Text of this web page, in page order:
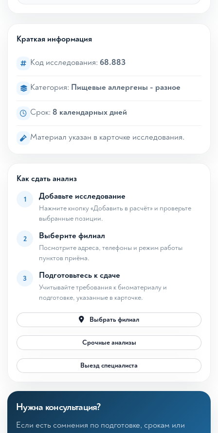
Краткая информация
Код исследования: 68.883
Категория: Пищевые аллергены - разное
Срок: 8 календарных дней
Материал указан в карточке исследования.
Как сдать анализ
1 Добавьте исследование
Нажмите кнопку «Добавить в расчёт» и проверьте
выбранные позиции.
2 Выберите филиал
Посмотрите адреса, телефоны и режим работы
пунктов приёма.
3 Подготовьтесь к сдаче
Учитывайте требования к биоматериалу и
подготовке, указанные в карточке.
Выбрать филиал
Срочные анализы
Выезд специалиста
Нужна консультация?
Если есть сомнения по подготовке, срокам или